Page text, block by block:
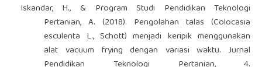
Iskandar, H., & Program Studi Pendidikan Teknologi
Pertanian, A. (2018). Pengolahan talas (Colocasia
esculenta L., Schott) menjadi keripik menggunakan
alat vacuum frying dengan variasi waktu. Jurnal